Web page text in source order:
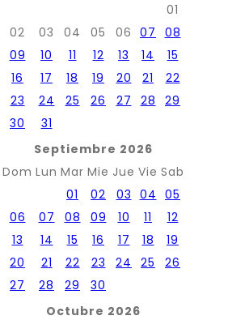
01
02
03 04 05 06 07
08
09
10 11 12 13 14
15
16
17 18 19 20 21
22
23
24 25 26 27 28
29
30
31
Septiembre 2026
Dom Lun Mar Mie Jue Vie Sab
01
02 03 04 05
06
07 08 09 10 11
12
13
14 15 16 17 18
19
20
21 22 23 24 25
26
27
28 29
30
Octubre 2026